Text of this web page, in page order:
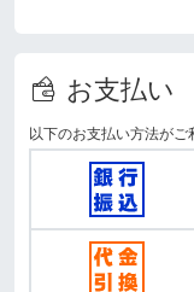
お支払い
以下のお支払い方法がご